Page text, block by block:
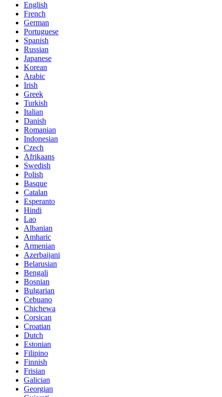
English
French
German
Portuguese
Spanish
Russian
Japanese
Korean
Arabic
Irish
Greek
Turkish
Italian
Danish
Romanian
Indonesian
Czech
Afrikaans
Swedish
Polish
Basque
Catalan
Esperanto
Hindi
Lao
Albanian
Amharic
Armenian
Azerbaijani
Belarusian
Bengali
Bosnian
Bulgarian
Cebuano
Chichewa
Corsican
Croatian
Dutch
Estonian
Filipino
Finnish
Frisian
Galician
Georgian